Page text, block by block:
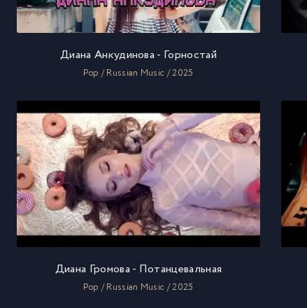
Диана Анкудинова - Горностай
Pop / Russian Music / 2025
Диана Громова - Потанцевальная
Pop / Russian Music / 2025